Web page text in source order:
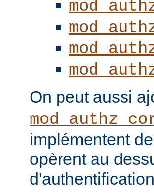
On peut aussi
implémentent
opèrent au